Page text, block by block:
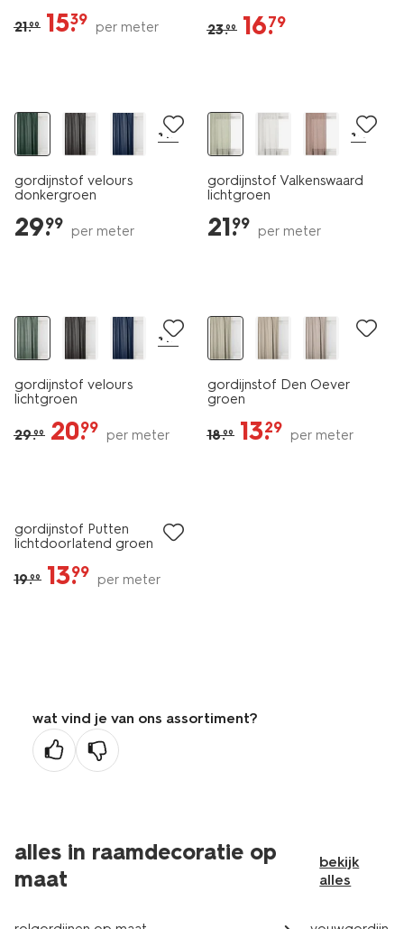
21.99 15.
39 per meter 23.99 16.
79
+17
gordijnstof velours
donkergroen
29.
99 per meter
+4
gordijnstof Valkenswaard
lichtgroen
21.
99 per meter
+17
gordijnstof velours
lichtgroen
29.99 20.
99 per meter
gordijnstof Den Oever
groen
18.99 13.
29 per meter
gordijnstof Putten
lichtdoorlatend groen
19.99 13.
99 per meter
wat vind je van ons assortiment?
alles in raamdecoratie op
maat
bekijk
alles